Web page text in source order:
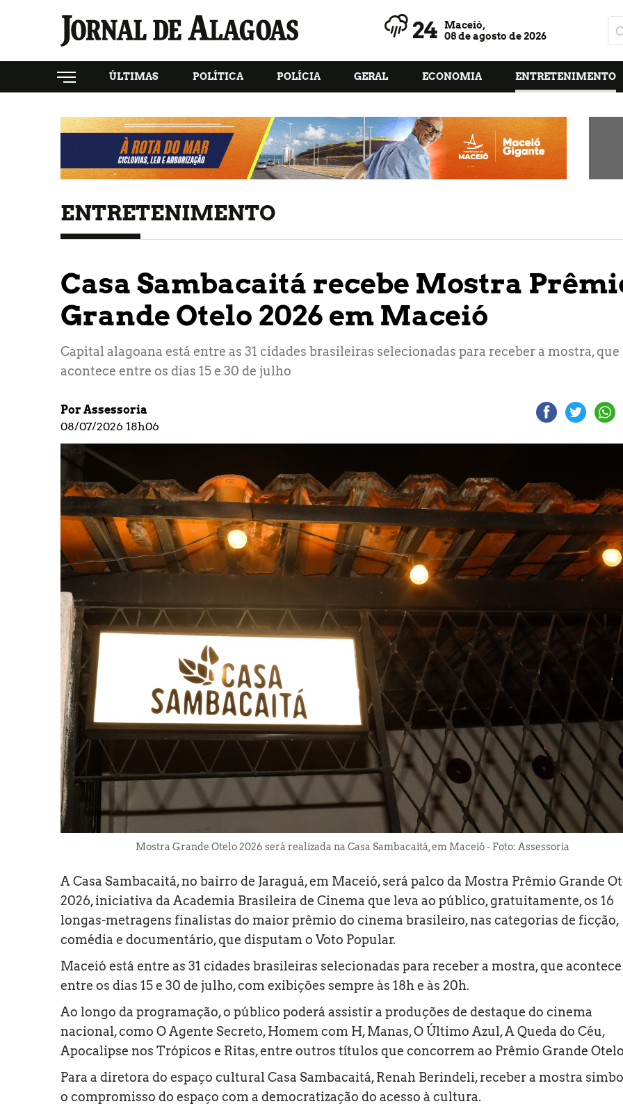
24
Maceió,
08 de agosto de 2026
ÚLTIMAS POLÍTICA POLÍCIA GERAL ECONOMIA ENTRETENIMENTO
ENTRETENIMENTO
Casa Sambacaitá recebe Mostra
Grande Otelo 2026 em Maceió
Capital alagoana está entre as 31 cidades brasileiras selecionadas para receber a mostra, que
acontece entre os dias 15 e 30 de julho
Por Assessoria
08/07/2026 18h06
Mostra Grande Otelo 2026 será realizada na Casa Sambacaitá, em Maceió - Foto: Assessoria
A Casa Sambacaitá, no bairro de Jaraguá, em Maceió, será palco da Mostra Prêmio Grande
2026, iniciativa da Academia Brasileira de Cinema que leva ao público, gratuitamente, os 16
longas-metragens finalistas do maior prêmio do cinema brasileiro, nas categorias de ficção,
comédia e documentário, que disputam o Voto Popular.
Maceió está entre as 31 cidades brasileiras selecionadas para receber a mostra, que acontece
entre os dias 15 e 30 de julho, com exibições sempre às 18h e às 20h.
Ao longo da programação, o público poderá assistir a produções de destaque do cinema
nacional, como O Agente Secreto, Homem com H, Manas, O Último Azul, A Queda do Céu,
Apocalipse nos Trópicos e Ritas, entre outros títulos que concorrem ao Prêmio Grande
Para a diretora do espaço cultural Casa Sambacaitá, Renah Berindeli, receber a mostra
o compromisso do espaço com a democratização do acesso à cultura.